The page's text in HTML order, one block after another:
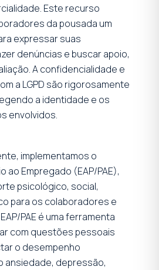
Este recurso
da pousada um
expressar suas
denúncias e buscar apoio,
A confidencialidade e
a LGPD são rigorosamente
a identidade e os
envolvidos.
implementamos o
ao Empregado (EAP/PAE),
psicológico, social,
para os colaboradores e
PAE é uma ferramenta
com questões pessoais
o desempenho
ansiedade, depressão,